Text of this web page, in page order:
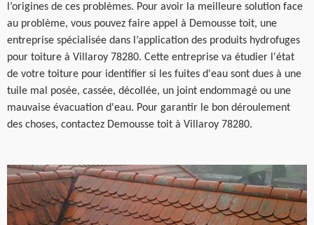
l’origines de ces problèmes. Pour avoir la meilleure solution face
au problème, vous pouvez faire appel à Demousse toit, une
entreprise spécialisée dans l’application des produits hydrofuges
pour toiture à Villaroy 78280. Cette entreprise va étudier l'état
de votre toiture pour identifier si les fuites d'eau sont dues à une
tuile mal posée, cassée, décollée, un joint endommagé ou une
mauvaise évacuation d'eau. Pour garantir le bon déroulement
des choses, contactez Demousse toit à Villaroy 78280.